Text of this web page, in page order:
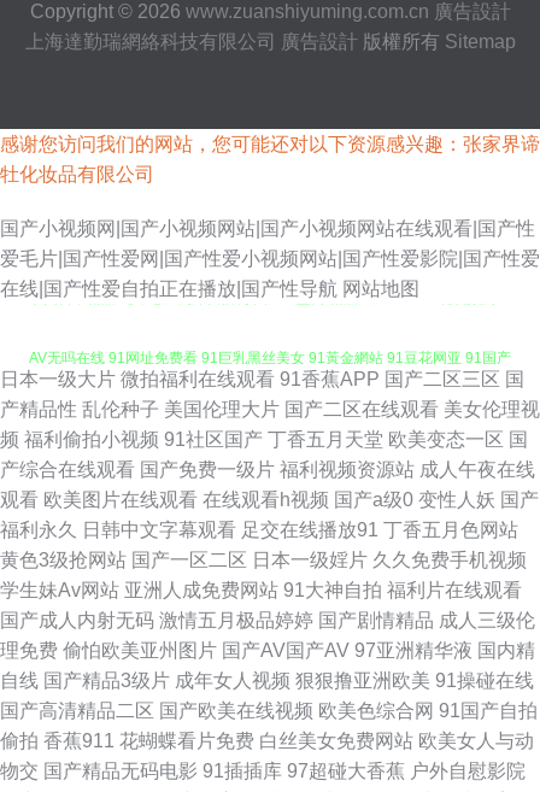
Copyright © 2026 www.zuanshiyuming.com.cn 廣告設計
上海達勤瑞網絡科技有限公司 廣告設計版權所有 Sitemap
感谢您访问我们的网站，您可能还对以下资源感兴趣：张家界谛
牡化妆品有限公司
国产小视频网|国产小视频网站|国产小视频网站在线观看|国产性
爱毛片|国产性爱网|国产性爱小视频网站|国产性爱影院|国产性爱
在线|国产性爱自拍正在播放|国产性导航 网站地图
欧美日本精品成人 老湿机深夜福利 国产天堂网 精品久久COM 豆花视频网址
精品乱码久久 91麻豆国产蜜臀 91福利论坛 91爱看片 91快手网此 91刺激网
站 91k大神频道 中文字幕久荜草 最新福利AV在线 91N日韩成人性爱 伊人五
月大香蕉 夜间五月天AV 首页成人免费入口 三级片男人的天堂 日本18禁黄色
欧美色香蕉视频导航 狼人久操 加勒比东京热色图AV 国产自拍2 日韩成人αⅴ
日韩三级在线资源 欧美伊人久久五月 免费黄色三区 五月天堂社区 91射精在
线观看软件 黄色天堂com 国产AV黑丝后入 福利涩导航 99精品在这里 91尤
物网址 91麻豆人妻偷人精品 91免费观看网站 91导航视频 影音先锋AV最新
日本一级大片 微拍福利在线观看 91香蕉APP 国产二区三区 国
产精品性 乱伦种子 美国伦理大片 国产二区在线观看 美女伦理视
频 福利偷拍小视频 91社区国产 丁香五月天堂 欧美变态一区 国
产综合在线观看 国产免费一级片 福利视频资源站 成人午夜在线
观看 欧美图片在线观看 在线观看h视频 国产a级0 变性人妖 国产
福利永久
日韩中文字幕观看 足交在线播放91 丁香五月色网站
黄色3级抢网站 国产一区二区 日本一级婬片 久久免费手机视频
学生妹Av网站 亚洲人成免费网站 91大神自拍 福利片在线观看
国产成人内射无码 激情五月极品婷婷 国产剧情精品 成人三级伦
理免费 偷怕欧美亚州图片 国产AV国产AV 97亚洲精华液 国内精
自线 国产精品3级片 成年女人视频 狠狠撸亚洲欧美 91操碰在线
国产高清精品二区 国产欧美在线视频 欧美色综合网 91国产自拍
偷拍 香蕉911 花蝴蝶看片免费 白丝美女免费网站 欧美女人与动
物交 国产精品无码电影 91插插库 97超碰大香蕉 户外自慰影院